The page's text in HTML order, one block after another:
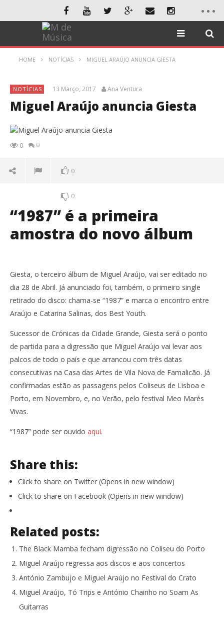
HOME NOTÍCIAS MIGUEL ARAÚJO ANUNCIA GIESTA
NOTÍCIAS 13 Março, 2017 Ana Ventura
Miguel Araújo anuncia Giesta
0 0
0
0
“1987” é a primeira
amostra do novo álbum
Giesta, o terceiro álbum de Miguel Araújo, vai ser editado no
dia 28 de Abril. Já anunciado foi, também, o primeiro single
retirado do disco: chama-se “1987” e marca o encontro entre
Araújo e Catarina Salinas, dos Best Youth.
Sucessor de Crónicas da Cidade Grande, Giesta será o ponto
de partida para a digressão que Miguel Araújo vai levar aos
palcos de todo o país e que arrancou com três datas
consecutivas na Casa das Artes de Vila Nova de Famalicão. Já
confirmadas estão as passagens pelos Coliseus de Lisboa e
Porto, em Novembro, e, no Verão, pelo festival Meo Marés
Vivas.
“1987” pode ser ouvido aqui.
Share this:
Click to share on Twitter (Opens in new window)
Click to share on Facebook (Opens in new window)
Related posts:
The Black Mamba fecham digressão no Coliseu do Porto
Miguel Araújo regressa aos discos e aos concertos
António Zambujo e Miguel Araújo no Festival do Crato
Miguel Araújo, Tó Trips e António Chainho no Soam As
Guitarras